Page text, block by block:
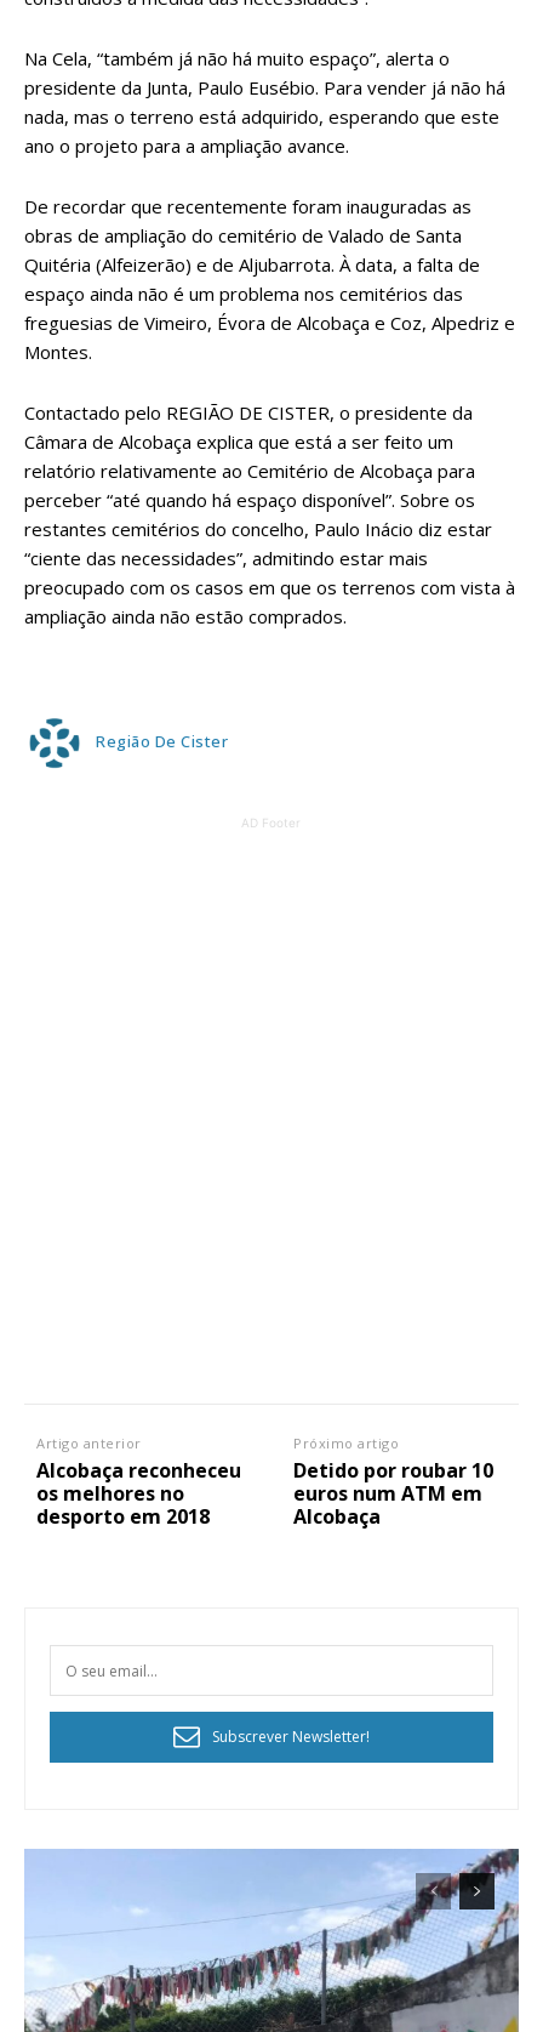
Planos de Assinatura
12 meses
Na Cela, “também já não há muito espaço”, alerta o
presidente da Junta, Paulo Eusébio. Para vender já não há
nada, mas o terreno está adquirido, esperando que este
ano o projeto para a ampliação avance.
De recordar que recentemente foram inauguradas as
obras de ampliação do cemitério de Valado de Santa
Quitéria (Alfeizerão) e de Aljubarrota. À data, a falta de
espaço ainda não é um problema nos cemitérios das
freguesias de Vimeiro, Évora de Alcobaça e Coz, Alpedriz e
Montes.
Contactado pelo REGIÃO DE CISTER, o presidente da
Câmara de Alcobaça explica que está a ser feito um
relatório relativamente ao Cemitério de Alcobaça para
perceber “até quando há espaço disponível”. Sobre os
restantes cemitérios do concelho, Paulo Inácio diz estar
“ciente das necessidades”, admitindo estar mais
preocupado com os casos em que os terrenos com vista à
ampliação ainda não estão comprados.
Região De Cister
AD Footer
Artigo anterior
Alcobaça reconheceu
os melhores no
desporto em 2018
Próximo artigo
Detido por roubar 10
euros num ATM em
Alcobaça
Subscrever Newsletter!